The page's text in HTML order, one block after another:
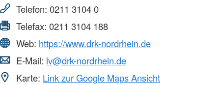
Telefon: 0211 3104 0
Telefax: 0211 3104 188
Web: https://www.drk-nordrhein.de
E-Mail: lv@drk-nordrhein.de
Karte: Link zur Google Maps Ansicht